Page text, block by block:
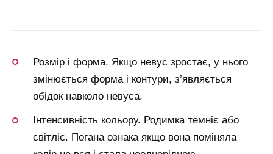
Розмір і форма. Якщо невус зростає, у нього
змінюється форма і контури, з’являється
обідок навколо невуса.
Інтенсивність кольору. Родимка темніє або
світліє. Погана ознака якщо вона поміняла